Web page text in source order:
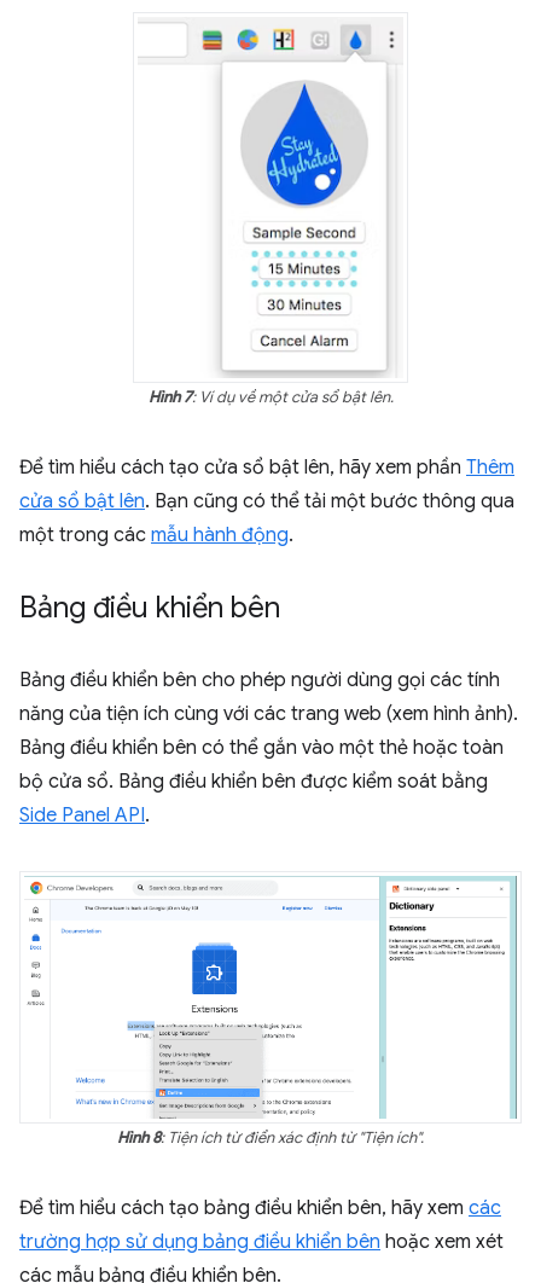
Hình 7: Ví dụ về một cửa sổ bật lên.
Để tìm hiểu cách tạo cửa sổ bật lên, hãy xem phần Thêm
cửa sổ bật lên. Bạn cũng có thể tải một bước thông qua
một trong các mẫu hành động.
Bảng điều khiển bên
Bảng điều khiển bên cho phép người dùng gọi các tính
năng của tiện ích cùng với các trang web (xem hình ảnh).
Bảng điều khiển bên có thể gắn vào một thẻ hoặc toàn
bộ cửa sổ. Bảng điều khiển bên được kiểm soát bằng
Side Panel API.
Hình 8: Tiện ích từ điển xác định từ "Tiện ích".
Để tìm hiểu cách tạo bảng điều khiển bên, hãy xem các
trường hợp sử dụng bảng điều khiển bên hoặc xem xét
các mẫu bảng điều khiển bên.